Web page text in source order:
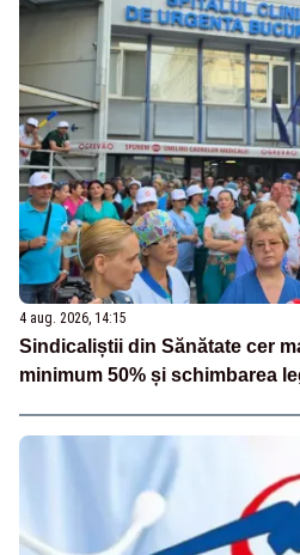
4 aug. 2026, 14:15
Sindicaliștii din Sănătate cer
minimum 50% și schimbarea